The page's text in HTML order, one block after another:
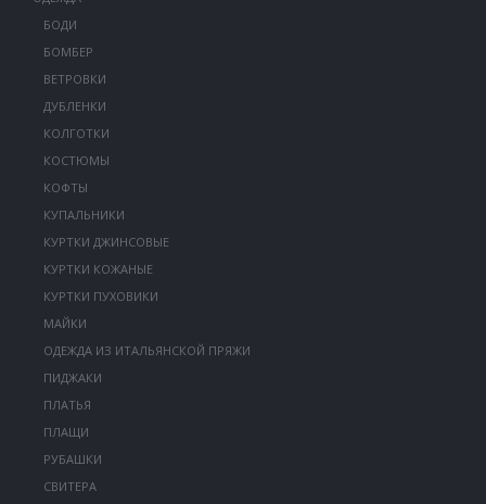
БОДИ
БОМБЕР
ВЕТРОВКИ
ДУБЛЕНКИ
КОЛГОТКИ
КОСТЮМЫ
КОФТЫ
КУПАЛЬНИКИ
КУРТКИ ДЖИНСОВЫЕ
КУРТКИ КОЖАНЫЕ
КУРТКИ ПУХОВИКИ
МАЙКИ
ОДЕЖДА ИЗ ИТАЛЬЯНСКОЙ ПРЯЖИ
ПИДЖАКИ
ПЛАТЬЯ
ПЛАЩИ
РУБАШКИ
СВИТЕРА